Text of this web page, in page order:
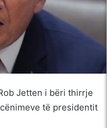
Jetten i bëri thirrje
të presidentit